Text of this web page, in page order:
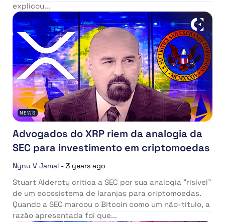
explicou...
NEWS
Advogados do XRP riem da analogia da
SEC para investimento em criptomoedas
Nynu V Jamal - 3 years ago
Stuart Alderoty critica a SEC por sua analogia “risível”
de um ecossistema de laranjas para criptomoedas.
Quando a SEC marcou o Bitcoin como um não-título, a
razão apresentada foi que...